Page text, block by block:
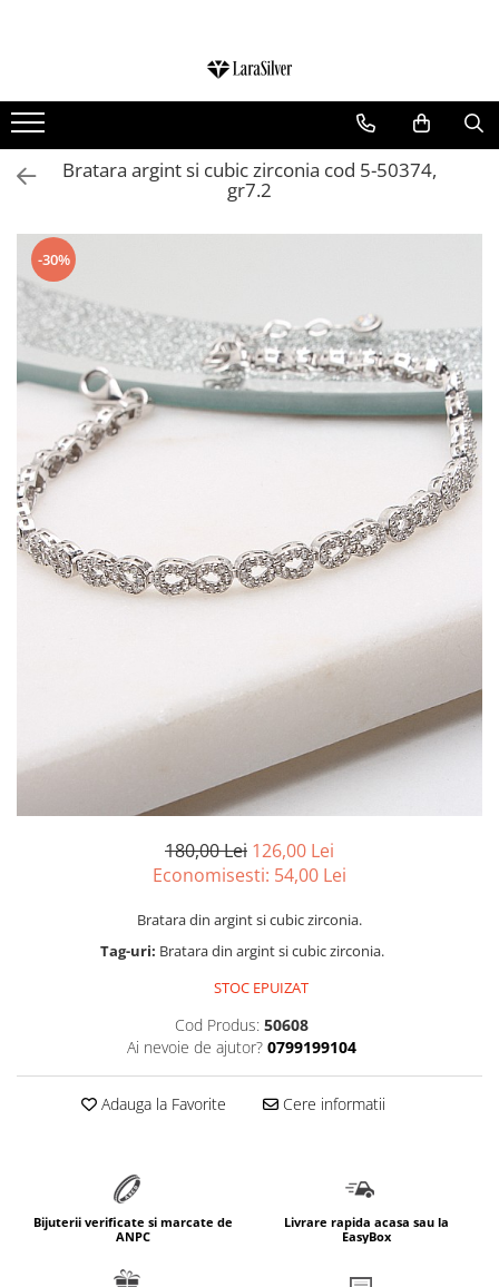
CERCEI ARGINT
BRATARI ARGINT
COLIERE ARGINT
CRUCIULITE SI ICONITE ARGINT
PANDANTIVE ARGINT
BROSE ARGINT
VERIGHETE ARGINT
BIJUTERII ARGINT PENTRU COPII
BIJUTERII ARGINT PENTRU BARBATI
INELE ARGINT
marime reglabila
marimea 47
marimea 48
marimea 49
marimea 55
marimea 57
marimea 62
marimea 66
marimea 67
marime reglabila
marimea 49
Bratara argint si cubic zirconia cod 5-50374,
gr7.2
-30%
180,00 Lei 126,00 Lei
Economisesti: 54,00 Lei
Bratara din argint si cubic zirconia.
Tag-uri: Bratara din argint si cubic zirconia.
STOC EPUIZAT
Cod Produs: 50608
Ai nevoie de ajutor? 0799199104
Adauga la Favorite Cere informatii
Bijuterii verificate si marcate de
ANPC
Livrare rapida acasa sau la
EasyBox